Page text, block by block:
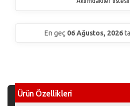
En geç 06 Ağustos, 2026
Ürün Özellikleri